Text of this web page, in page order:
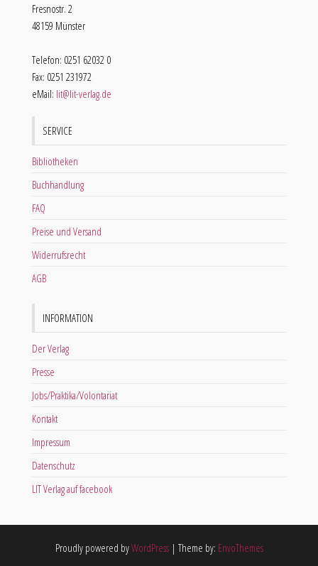
Fresnostr. 2
48159 Münster
Telefon: 0251 62032 0
Fax: 0251 231972
eMail: lit@lit-verlag.de
SERVICE
Bibliotheken
Buchhandlung
FAQ
Preise und Versand
Widerrufsrecht
AGB
INFORMATION
Der Verlag
Presse
Jobs/Praktika/Volontariat
Kontakt
Impressum
Datenschutz
LIT Verlag auf facebook
Proudly powered byWordPress | Theme by: EnvoThemes